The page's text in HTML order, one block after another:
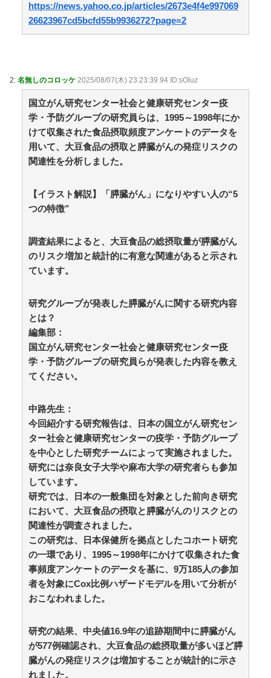
【事件】「ジャンプ」ストアで大量注文→キャンセル
か 業務妨害容疑で女逮捕 / NEWまとめサイトアンテ
Powered by livedoor 相互RSS
“変われない私”が動き出す瞬間に出会う
【韓国の得意技】 韓国サッカー協会 2011～12年に
国際審判員らを性接待 / 5chまとめMAP(総合) NEW! (8/7
06:13)
欧州「日本だけ反則だろ…」 世界の『日本びいき』に
06:10)
私有地に停めていた自家用車に『祭の邪魔』と地元住
【ニュース】石破茂、離党の覚悟を決めた模様 /
anaguro - 総合 NEW! (8/7 06:00)
とある魔術の禁書目録、最新刊でヒロイン戦争決着ｗ
ｗｗｗ / 5chまとめMAP(総合)
ると報告「自分の中で“今しかない”と思ったんです」 /
5chまとめMAP(総合)
【財務省】エース級の財務官僚が異例転出へ 官邸幹
部「協力的でなかったから」 / 5chまとめMAP(総
合) NEW! (8/7 05:35)
【悲報】有吉弘行さん、また匂わせポスト
wwwwwwwwwwwwwwww / 5chまとめMAP(総合)
人続出 / おまとめアンテナ
ジャンポケ斉藤「同意があったんです。本当です。信
じて下さい」 ←何でこの主張が通らないの？ / おまと
めアンテナ
NEW! (8/7 03:07)
米国、韓国防衛に核持ち出すか…中ロに備え「短距離
戦術核」を検討 / おまとめアンテナ NEW!
【財務省】エース級の財務官僚・一松旬氏が“異例転
出”へ！？官邸幹部「協力的でなかったから」 / おまとめ
アンテナ NEW! (8/7 03:00)
浮気と緊急避妊薬を隠す元カノ！問い詰めると「記憶
がない」と逃げ、私を「モラハラ男」認定してキープ＆
おねだり三昧。浮気発覚後、我慢の限界で他の女性とス
ピード婚した結果ｗｗｗｗｗ / おまとめアンテナ NEW!
(8/7 02:13)
Powered by livedoor 相互RSS
https://news.yahoo.co.jp/articles/2673e4f4e997069
26623967cd5bcfd55b9936272?page=2
2: 名無しのコロッケ 2025/08/07(木) 23:23:39.94 ID:sOluz
国立がん研究センター社会と健康研究センター疫
学・予防グループの研究員らは、1995～1998年にか
けて収集された食品摂取頻度アンケートのデータを
用いて、大豆食品の摂取と膵臓がんの発症リスクの
関連性を分析しました。
【イラスト解説】「膵臓がん」になりやすい人の“5
つの特徴”
調査結果によると、大豆食品の総摂取量が膵臓がん
のリスク増加と統計的に有意な関連があると示され
ています。
研究グループが発表した膵臓がんに関する研究内容
とは？
編集部：
国立がん研究センター社会と健康研究センター疫
学・予防グループの研究員らが発表した内容を教え
てください。
中路先生：
今回紹介する研究報告は、日本の国立がん研究セン
ター社会と健康研究センターの疫学・予防グループ
を中心とした研究チームによって実施されました。
研究には奈良女子大学や麻布大学の研究者らも参加
しています。
研究では、日本の一般集団を対象とした前向き研究
において、大豆食品の摂取と膵臓がんのリスクとの
関連性が調査されました。
この研究は、日本保健所を拠点としたコホート研究
の一環であり、1995～1998年にかけて収集された食
事頻度アンケートのデータを基に、9万185人の参加
者を対象にCox比例ハザードモデルを用いて分析が
おこなわれました。
研究の結果、中央値16.9年の追跡期間中に膵臓がん
が577例確認され、大豆食品の総摂取量が多いほど膵
臓がんの発症リスクは増加することが統計的に示さ
れました。